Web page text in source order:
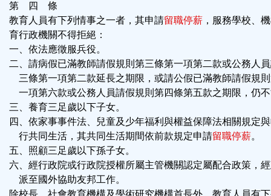
第 四 條
教育人員有下列情事之一者，其申請留職停薪 ，服務學校、
育行政機關不得拒絕：
一、依法應徵服兵役。
二、請病假已滿教師請假規則第三條第一項第二款或公務人
三條第一項第二款延長之期限，或請公假已滿教師請假規
一項第六款或公務人員請假規則第四條第五款之期限，仍
三、養育三足歲以下子女。
四、依家事事件法、兒童及少年福利與權益保障法相關規定
行共同生活，其共同生活期間依前款規定申請留職停薪。
五、照顧三足歲以下孫子女。
六、經行政院或行政院授權所屬主管機關認定屬配合政策，
派至國外協助友邦工作。